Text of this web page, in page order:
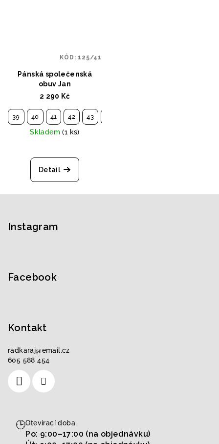
Pánská společenská
obuv Jan
2 290 Kč
39 40 41 42 43
Skladem(1 ks)
Detail
KÓD: 125/41
Instagram
Facebook
Kontakt
radkaraj@email.cz
605 588 454
🕒Otevírací doba
Po: 9:00–17:00 (na objednávku)